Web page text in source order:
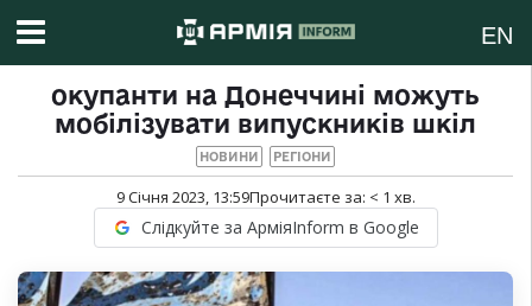
EN
окупанти на Донеччині можуть
мобілізувати випускників шкіл
НОВИНИ РЕГІОНИ
9 Січня 2023, 13:59Прочитаєте за: < 1 хв.
Слідкуйте за АрміяInform в Google